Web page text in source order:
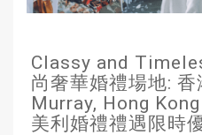
Classy and
尚奢華婚禮場地:
Murray, Hong
美利婚禮禮遇限時